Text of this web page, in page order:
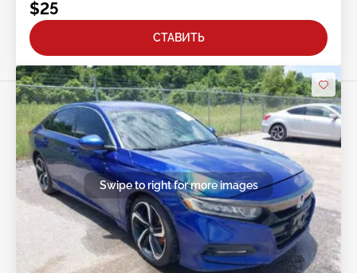
$25
СТАВИТЬ
Swipe to right for more images